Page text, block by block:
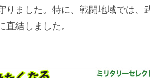
りました。特に、戦闘地域では、
結しました。